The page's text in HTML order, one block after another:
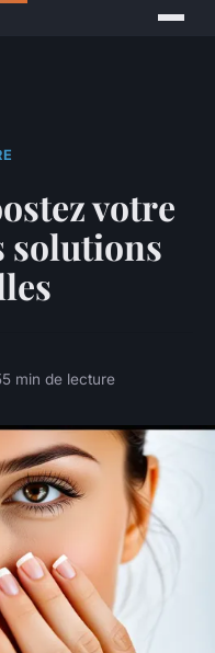
votre
solutions
5 min de lecture